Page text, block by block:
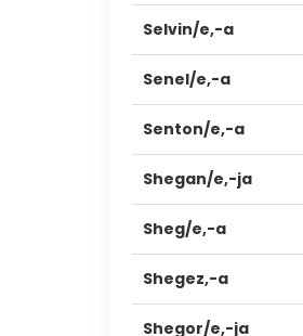
Selvin/e,-a
Senel/e,-a
Senton/e,-a
Shegan/e,-ja
Sheg/e,-a
Shegez,-a
Shegor/e,-ja